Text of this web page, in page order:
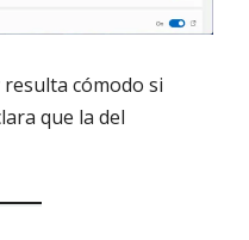
resulta cómodo si
que la del